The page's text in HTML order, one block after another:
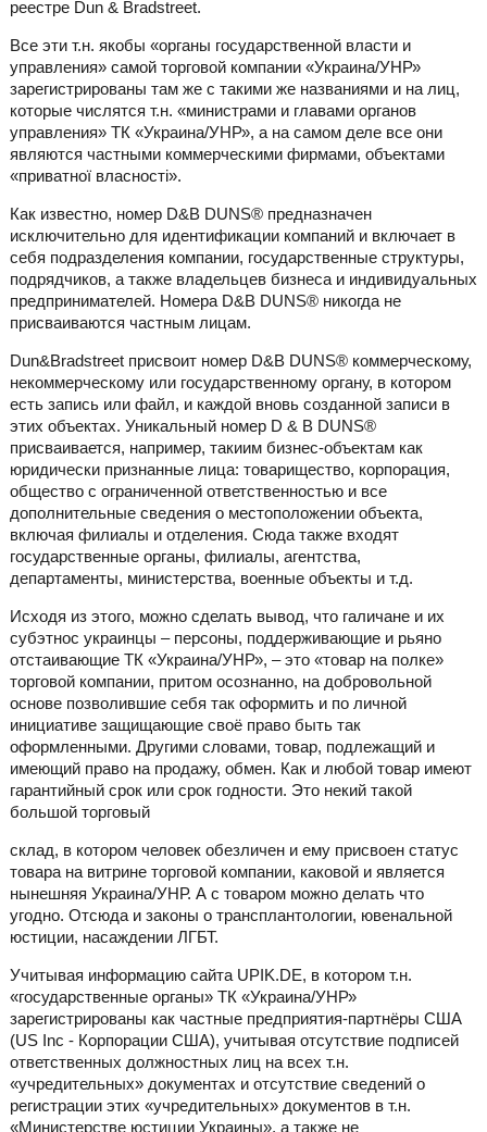
реестре Dun & Bradstreet.
Все эти т.н. якобы «органы государственной власти и
управления» самой торговой компании «Украина/УНР»
зарегистрированы там же с такими же названиями и на лиц,
которые числятся т.н. «министрами и главами органов
управления» ТК «Украина/УНР», а на самом деле все они
являются частными коммерческими фирмами, объектами
«приватної власності».
Как известно, номер D&B DUNS® предназначен
исключительно для идентификации компаний и включает в
себя подразделения компании, государственные структуры,
подрядчиков, а также владельцев бизнеса и индивидуальных
предпринимателей. Номера D&B DUNS® никогда не
присваиваются частным лицам.
Dun&Bradstreet присвоит номер D&B DUNS® коммерческому,
некоммерческому или государственному органу, в котором
есть запись или файл, и каждой вновь созданной записи в
этих объектах. Уникальный номер D & B DUNS®
присваивается, например, такиим бизнес-объектам как
юридически признанные лица: товарищество, корпорация,
общество с ограниченной ответственностью и все
дополнительные сведения о местоположении объекта,
включая филиалы и отделения. Сюда также входят
государственные органы, филиалы, агентства,
департаменты, министерства, военные объекты и т.д.
Исходя из этого, можно сделать вывод, что галичане и их
субэтнос украинцы – персоны, поддерживающие и рьяно
отстаивающие ТК «Украина/УНР», – это «товар на полке»
торговой компании, притом осознанно, на добровольной
основе позволившие себя так оформить и по личной
инициативе защищающие своё право быть так
оформленными. Другими словами, товар, подлежащий и
имеющий право на продажу, обмен. Как и любой товар имеют
гарантийный срок или срок годности. Это некий такой
большой торговый
склад, в котором человек обезличен и ему присвоен статус
товара на витрине торговой компании, каковой и является
нынешняя Украина/УНР. А с товаром можно делать что
угодно. Отсюда и законы о трансплантологии, ювенальной
юстиции, насаждении ЛГБТ.
Учитывая информацию сайта UPIK.DE, в котором т.н.
«государственные органы» ТК «Украина/УНР»
зарегистрированы как частные предприятия-партнёры США
(US Inc - Корпорации США), учитывая отсутствие подписей
ответственных должностных лиц на всех т.н.
«учредительных» документах и отсутствие сведений о
регистрации этих «учредительных» документов в т.н.
«Министерстве юстиции Украины», а также не